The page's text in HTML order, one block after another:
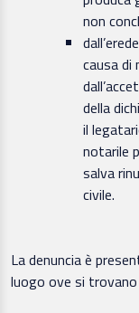
non
causa di
della
il
notarile
salva
civile.
La denuncia è
luogo ove si trovano